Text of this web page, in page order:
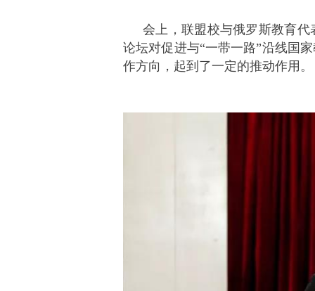
会上，联盟校与俄罗斯教育
论坛对促进与“一带一路”沿线国
作方向，起到了一定的推动作用。